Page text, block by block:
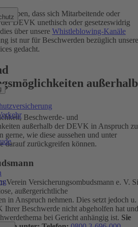
haben, dass sich Mitarbeitende oder
DEVK unethisch oder gesetzeswidrig
über unsere Whistleblowing-Kanäle
ist nur für Beschwerden bezüglich
gedacht.
außerhalb
Beschwerde- und
außerhalb der DEVK in Anspruch zu
gerne, wie diese aussehen und unter
darauf zurückgreifen können.
Versicherungsombudsmann e. V.
außergerichtliche
in Anspruch nehmen. Dies setzt jedoch u.
Ihrer Beschwerde nicht abgeholfen hat und
bei Gericht anhängig ist. Sie